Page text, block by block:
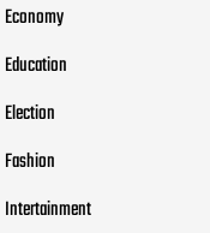
Economy
Education
Election
Fashion
Intertainment